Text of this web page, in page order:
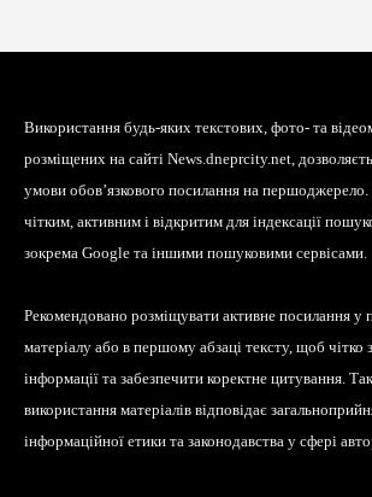
Використання будь-яких текстових, фото- та
розміщених на сайті News.dneprcity.net,
умови обов’язкового посилання на
чітким, активним і відкритим для індексації
зокрема Google та іншими пошуковими сервісами.
Рекомендовано розміщувати активне посилання у
матеріалу або в першому абзаці тексту, щоб чітко
інформації та забезпечити коректне цитування.
використання матеріалів відповідає
інформаційної етики та законодавства у сфері